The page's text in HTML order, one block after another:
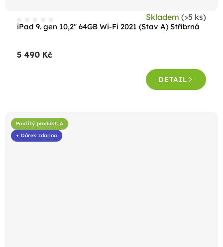
iPad 9. gen 10,2" 64GB Wi-Fi 2021 (Stav A) Stříbrná
Skladem (>5 ks)
5 490 Kč
DETAIL
Použitý produkt: A
+ Dárek zdarma